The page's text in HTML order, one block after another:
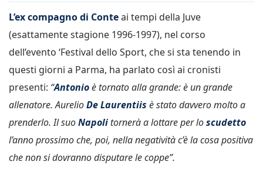
L’ex compagno di Conteai tempi della Juve
(esattamente stagione 1996-1997), nel corso
dell’evento ‘Festival dello Sport, che si sta tenendo in
questi giorni a Parma, ha parlato così ai cronisti
presenti: “Antonioè tornato alla grande: è un grande
allenatore. AurelioDe Laurentiis è stato davvero molto a
prenderlo. Il suoNapoli tornerà a lottare per loscudetto
l’anno prossimo che, poi, nella negatività c’è la cosa positiva
che non si dovranno disputare le coppe”.